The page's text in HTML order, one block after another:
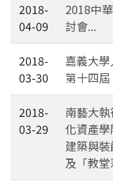
2018-
04-09
2018中
討會...
2018-
03-30
嘉義大
第十四
2018-
03-29
南藝大
化資產
建築與
及「教